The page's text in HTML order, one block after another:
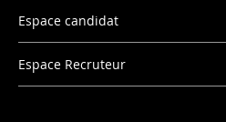
Espace candidat
Espace Recruteur